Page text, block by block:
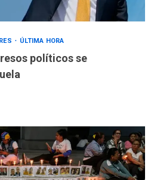
ÚLTIMA HORA
políticos se